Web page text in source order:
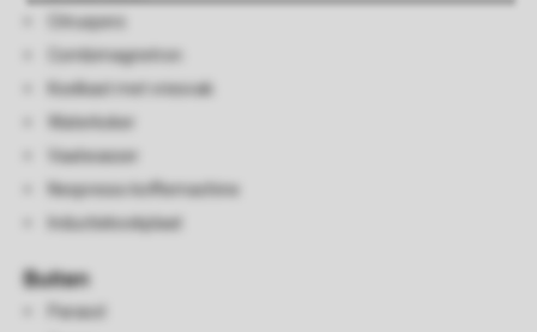
Citruspers
Combimagnetron
Koelkast met vriesvak
Waterkoker
Vaatwasser
Nespresso koffiemachine
Inductiekookplaat
Buiten
Parasol